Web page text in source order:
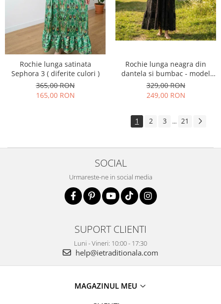
Rochie lunga satinata
Sephora 3 ( diferite culori )
365,00 RON
165,00 RON
Rochie lunga neagra din
dantela si bumbac - model
elegant vaporoasa
329,00 RON
249,00 RON
1 2 3 ... 21
SOCIAL
Urmareste-ne in social media
SUPORT CLIENTI
Luni - Vineri: 10:00 - 17:30
help@ietraditionala.com
MAGAZINUL MEU